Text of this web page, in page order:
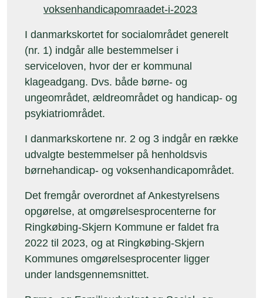
voksenhandicapomraadet-i-2023
I danmarkskortet for socialområdet generelt
(nr. 1) indgår alle bestemmelser i
serviceloven, hvor der er kommunal
klageadgang. Dvs. både børne- og
ungeområdet, ældreområdet og handicap- og
psykiatriområdet.
I danmarkskortene nr. 2 og 3 indgår en række
udvalgte bestemmelser på henholdsvis
børnehandicap- og voksenhandicapområdet.
Det fremgår overordnet af Ankestyrelsens
opgørelse, at omgørelsesprocenterne for
Ringkøbing-Skjern Kommune er faldet fra
2022 til 2023, og at Ringkøbing-Skjern
Kommunes omgørelsesprocenter ligger
under landsgennemsnittet.